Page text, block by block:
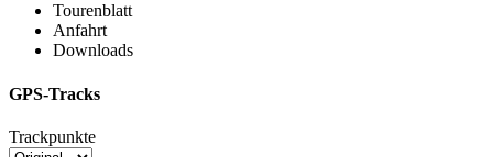
Tourenblatt
Anfahrt
Downloads
GPS-Tracks
Trackpunkte